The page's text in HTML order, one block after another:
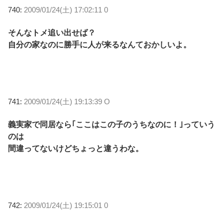
740: 2009/01/24(土) 17:02:11 0
そんなトメ追い出せば？
自分の家なのに勝手に人が来るなんておかしいよ。
741: 2009/01/24(土) 19:13:39 O
義実家で同居なら｢ここはこの子のうちなのに！｣っていう
のは
間違ってないけどちょっと違うわな。
742: 2009/01/24(土) 19:15:01 0